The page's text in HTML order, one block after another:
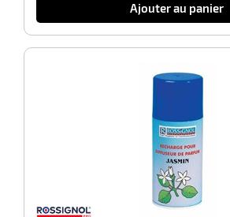
Ajouter au panier